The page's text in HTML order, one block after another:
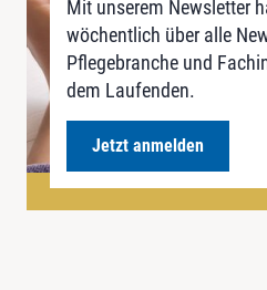
Mit unserem Newsletter
wöchentlich über alle
Pflegebranche und
dem Laufenden.
Jetzt anmelden